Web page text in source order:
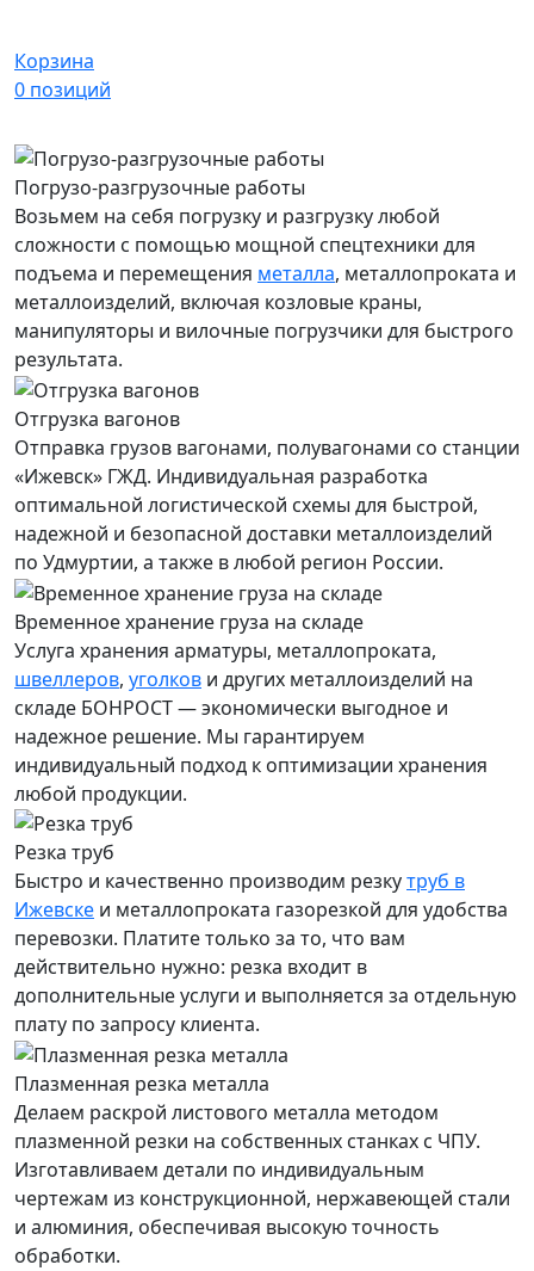
Корзина
0 позиций
Погрузо-разгрузочные работы
Возьмем на себя погрузку и разгрузку любой
сложности с помощью мощной спецтехники для
подъема и перемещения металла, металлопроката и
металлоизделий, включая козловые краны,
манипуляторы и вилочные погрузчики для быстрого
результата.
Отгрузка вагонов
Отправка грузов вагонами, полувагонами со станции
«Ижевск» ГЖД. Индивидуальная разработка
оптимальной логистической схемы для быстрой,
надежной и безопасной доставки металлоизделий
по Удмуртии, а также в любой регион России.
Временное хранение груза на складе
Услуга хранения арматуры, металлопроката,
швеллеров, уголков и других металлоизделий на
складе БОНРОСТ — экономически выгодное и
надежное решение. Мы гарантируем
индивидуальный подход к оптимизации хранения
любой продукции.
Резка труб
Быстро и качественно производим резкутруб в
Ижевске и металлопроката газорезкой для удобства
перевозки. Платите только за то, что вам
действительно нужно: резка входит в
дополнительные услуги и выполняется за отдельную
плату по запросу клиента.
Плазменная резка металла
Делаем раскрой листового металла методом
плазменной резки на собственных станках с ЧПУ.
Изготавливаем детали по индивидуальным
чертежам из конструкционной, нержавеющей стали
и алюминия, обеспечивая высокую точность
обработки.